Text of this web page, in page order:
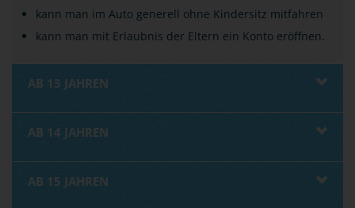
kann man im Auto generell ohne Kindersitz mitfahren
kann man mit Erlaubnis der Eltern ein Konto eröffnen.
AB 13 JAHREN
AB 14 JAHREN
AB 15 JAHREN